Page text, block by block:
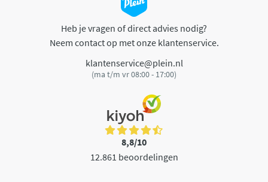
Heb je vragen of direct advies nodig?
Neem contact op met onze klantenservice.
klantenservice@plein.nl
(ma t/m vr 08:00 - 17:00)
8,8/10
12.861 beoordelingen